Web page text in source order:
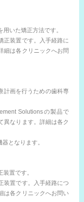
いた矯正方法です。
正装置です。入手経路に
細は各クリニックへお問
計画を行うための歯科専
Solutionsの製品で
異なります。詳細は各ク
となります。
置です。
装置です。入手経路につ
は各クリニックへお問い